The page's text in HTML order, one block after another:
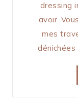
dressing
avoir.
mes